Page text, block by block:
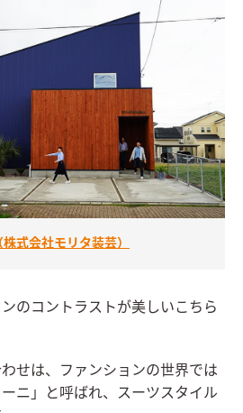
株式会社モリタ装芸）
のコントラストが美しいこちら
せは、ファンションの世界では
ーニ」と呼ばれ、スーツスタイル